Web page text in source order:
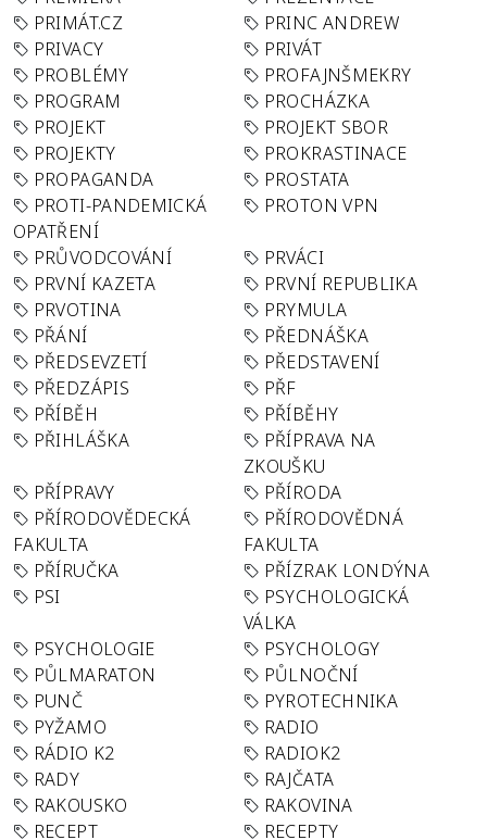
PRIMÁT.CZ
PRINC ANDREW
PRIVACY
PRIVÁT
PROBLÉMY
PROFAJNŠMEKRY
PROGRAM
PROCHÁZKA
PROJEKT
PROJEKT SBOR
PROJEKTY
PROKRASTINACE
PROPAGANDA
PROSTATA
PROTI-PANDEMICKÁ
OPATŘENÍ
PROTON VPN
PRŮVODCOVÁNÍ
PRVÁCI
PRVNÍ KAZETA
PRVNÍ REPUBLIKA
PRVOTINA
PRYMULA
PŘÁNÍ
PŘEDNÁŠKA
PŘEDSEVZETÍ
PŘEDSTAVENÍ
PŘEDZÁPIS
PŘF
PŘÍBĚH
PŘÍBĚHY
PŘIHLÁŠKA
PŘÍPRAVA NA
ZKOUŠKU
PŘÍPRAVY
PŘÍRODA
PŘÍRODOVĚDECKÁ
FAKULTA
PŘÍRODOVĚDNÁ
FAKULTA
PŘÍRUČKA
PŘÍZRAK LONDÝNA
PSI
PSYCHOLOGICKÁ
VÁLKA
PSYCHOLOGIE
PSYCHOLOGY
PŮLMARATON
PŮLNOČNÍ
PUNČ
PYROTECHNIKA
PYŽAMO
RADIO
RÁDIO K2
RADIOK2
RADY
RAJČATA
RAKOUSKO
RAKOVINA
RECEPT
RECEPTY